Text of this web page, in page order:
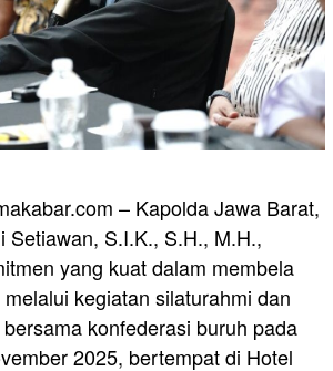
– Kapolda Jawa Barat,
Setiawan, S.I.K., S.H., M.H.,
yang kuat dalam membela
kegiatan silaturahmi dan
konfederasi buruh pada
2025, bertempat di Hotel